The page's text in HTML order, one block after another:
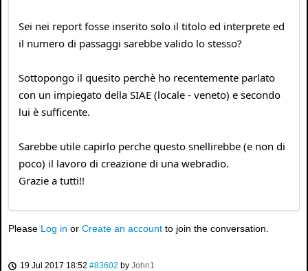
Sei nei report fosse inserito solo il titolo ed interprete ed
il numero di passaggi sarebbe valido lo stesso?
Sottopongo il quesito perchè ho recentemente parlato
con un impiegato della SIAE (locale - veneto) e secondo
lui è sufficente.
Sarebbe utile capirlo perche questo snellirebbe (e non di
poco) il lavoro di creazione di una webradio.
Grazie a tutti!!
Please Log in or Create an account to join the conversation.
19 Jul 2017 18:52 #83602 by John1